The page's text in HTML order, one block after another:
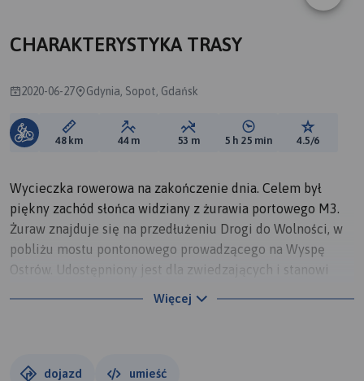
CHARAKTERYSTYKA TRASY
2020-06-27 Gdynia, Sopot, Gdańsk
Długość trasy:
48 km Suma przewyższeń:
44 m Suma spadków:
53 m Średni czas potrzebny
5 h 25 min Ocena
4.5/6
Wycieczka rowerowa na zakończenie dnia. Celem był
piękny zachód słońca widziany z żurawia portowego M3.
Żuraw znajduje się na przedłużeniu Drogi do Wolności, w
pobliżu mostu pontonowego prowadzącego na Wyspę
Ostrów. Udostępniony jest dla zwiedzających i stanowi
Więcej
dojazd umieść